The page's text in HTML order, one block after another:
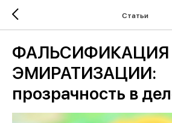
Статьи
ФАЛЬСИФИКАЦИЯ
ЭМИРАТИЗАЦИИ:
прозрачность в